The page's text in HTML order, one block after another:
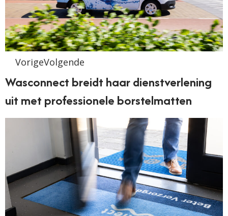
VorigeVolgende
Wasconnect breidt haar dienstverlening
uit met professionele borstelmatten